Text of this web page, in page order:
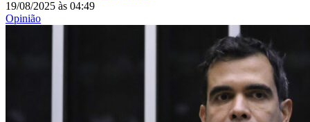
19/08/2025 às 04:49
Opinião